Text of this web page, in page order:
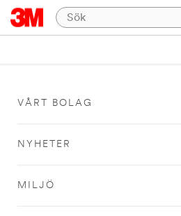
VÅRT BOLAG
NYHETER
MILJÖ